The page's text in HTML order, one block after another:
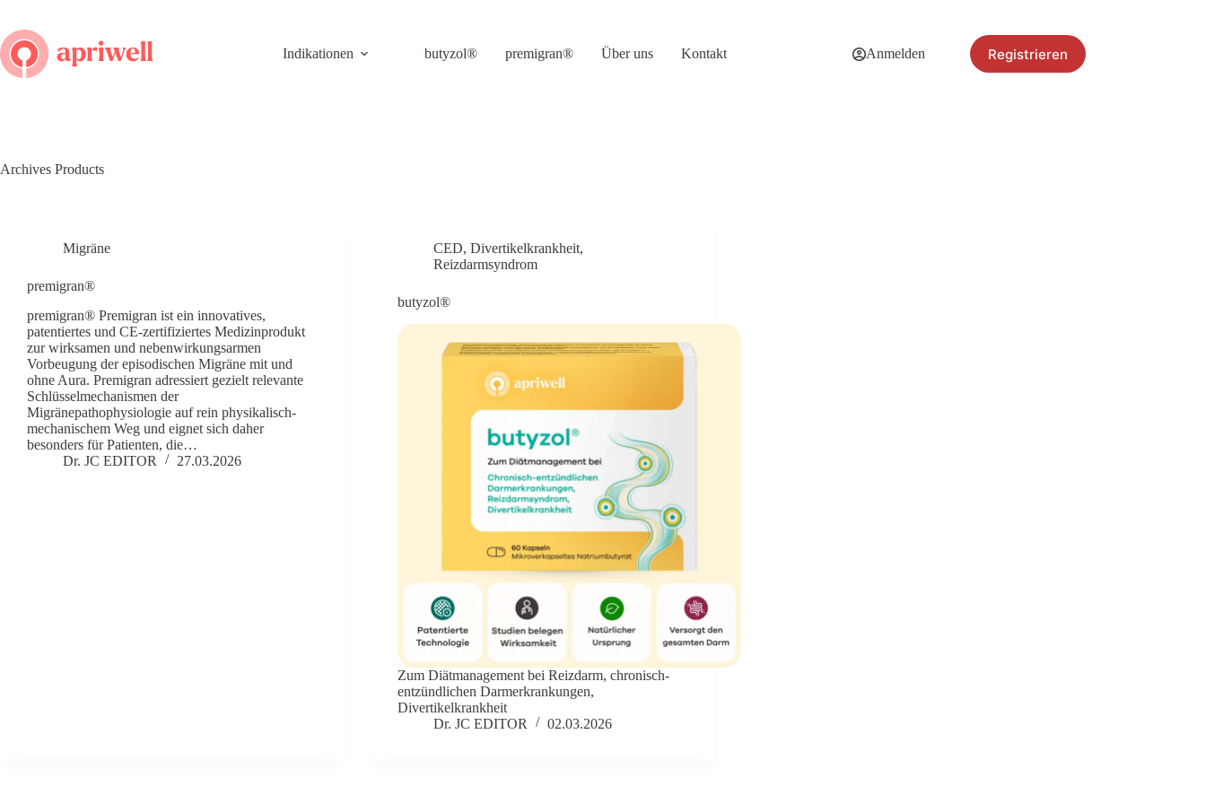
content
Indikationen
butyzol® premigran® Über uns Kontakt Anmelden Registrieren
Archives Products
Migräne
premigran®
premigran® Premigran ist ein innovatives,
patentiertes und CE-zertifiziertes Medizinprodukt
zur wirksamen und nebenwirkungsarmen
Vorbeugung der episodischen Migräne mit und
ohne Aura. Premigran adressiert gezielt relevante
Schlüsselmechanismen der
Migränepathophysiologie auf rein physikalisch-
mechanischem Weg und eignet sich daher
besonders für Patienten, die…
Dr. JC EDITOR
27.03.2026
CED,Divertikelkrankheit,
Reizdarmsyndrom
butyzol®
Zum Diätmanagement bei Reizdarm, chronisch-
entzündlichen Darmerkrankungen,
Divertikelkrankheit
Dr. JC EDITOR
02.03.2026